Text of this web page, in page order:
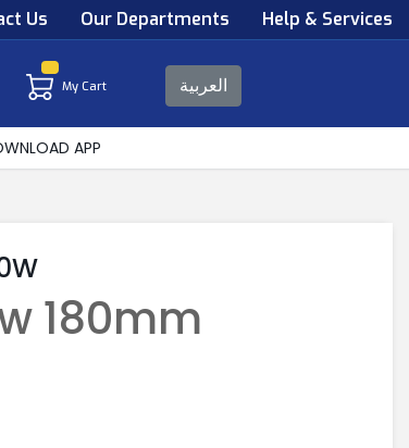
Us Our Departments Help & Services
My Cart العربية
APP
180mm